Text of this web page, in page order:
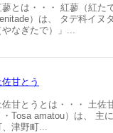
蓼とは・・・ 紅蓼（紅た
）は、 タデ科イヌ
やなぎたで）」...
佐甘とう
佐甘とうとは・・・ 土佐
・Tosa amatou）は、 主
津野町...